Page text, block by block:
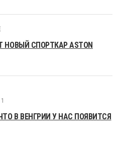
СПОРТКАР ASTON
В ВЕНГРИИ У НАС ПОЯВИТСЯ